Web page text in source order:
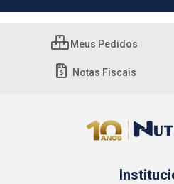
Meus Pedidos
Notas Fiscais